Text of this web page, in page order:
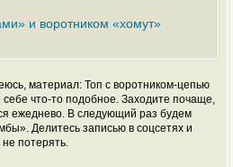
и воротником «хомут»
материал: Топ с воротником-цепью
что-то подобное. Заходите почаще,
ежеднево. В следующий раз будем
Делитесь записью в соцсетях и
потерять.